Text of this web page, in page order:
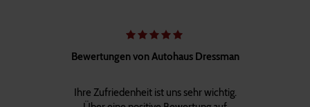
Bewertungen von Autohaus Dressman
Ihre Zufriedenheit ist uns sehr wichtig.